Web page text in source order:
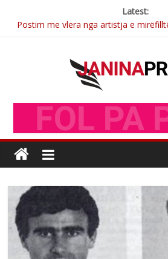
Latest:
Postim me vlera nga artistja e
Brahim Çekaj njē veprimtar i
Sulm , pse të dua ty